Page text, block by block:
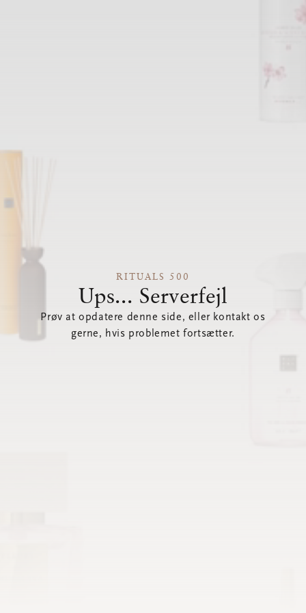
RITUALS 500
Ups... Serverfejl
Prøv at opdatere denne side, eller kontakt os
gerne, hvis problemet fortsætter.